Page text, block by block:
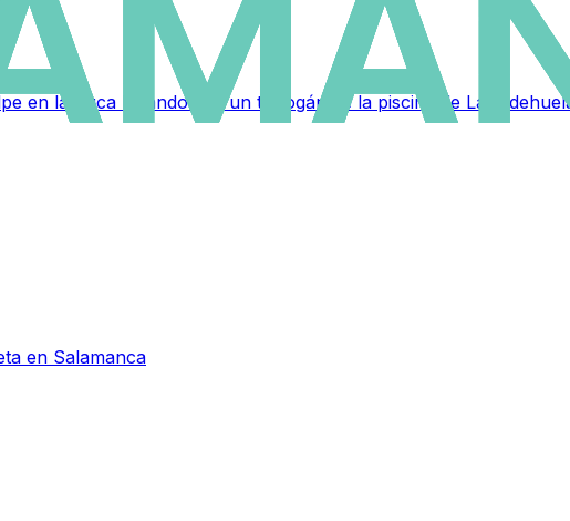
en la nuca bajando por un tobogán de la piscina de La Aldehuela
en Salamanca